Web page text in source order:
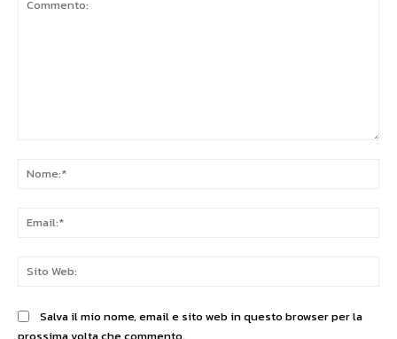
Salva il mio nome, email e sito web in questo browser per la